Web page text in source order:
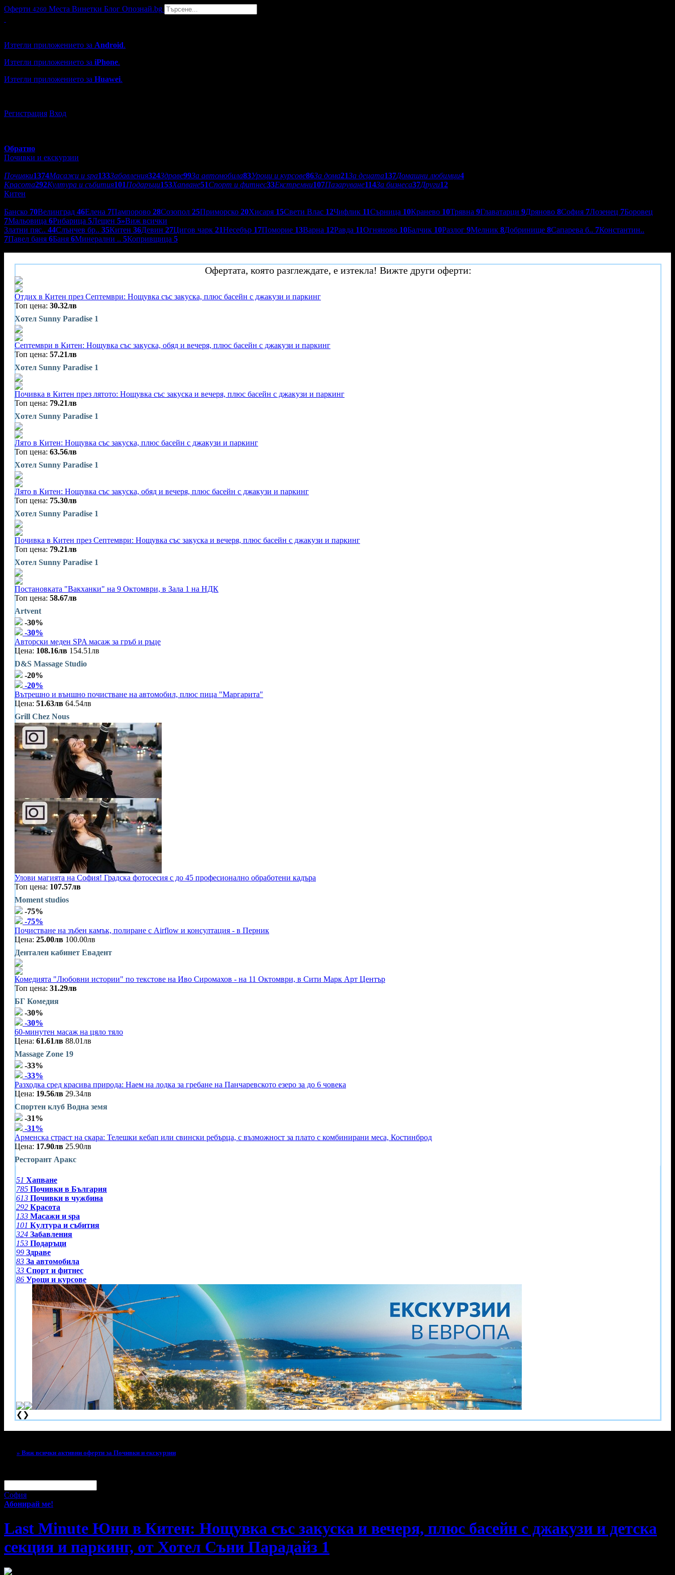
Оферти 4260 Места Винетки Блог Опознай.bg
Изтегли приложението за Android.
Изтегли приложението за iPhone.
Изтегли приложението за Huawei.
Регистрация Вход
Обратно
Почивки и екскурзии
Почивки1374Масажи и spa133Забавления324Здраве99За автомобила83Уроци и курсове86За дома21За децата137Домашни любимци4
Красота292Култура и събития101Подаръци153Хапване51Спорт и фитнес33Екстремни107Пазаруване114За бизнеса37Други12
Китен
Банско 70Велинград 46Елена 7Пампорово 28Созопол 25Приморско 20Хисаря 15Свети Влас 12Чифлик 11Сърница 10Кранево 10Трявна 9Главатарци 9Дряново 8София 7Лозенец 7Боровец
7Мальовица 6Рибарица 5Лещен 5»Виж всички
Златни пяс.. 44Слънчев бр.. 35Китен 36Девин 27Цигов чарк 21Несебър 17Поморие 13Варна 12Равда 11Огняново 10Балчик 10Разлог 9Мелник 8Добринище 8Сапарева б.. 7Константин..
7Павел баня 6Баня 6Минерални .. 5Копривщица 5
Офертата, която разглеждате, е изтекла! Вижте други оферти:
Отдих в Китен през Септември: Нощувка със закуска, плюс басейн с джакузи и паркинг
Топ цена: 30.32лв
Хотел Sunny Paradise 1
Септември в Китен: Нощувка със закуска, обяд и вечеря, плюс басейн с джакузи и паркинг
Топ цена: 57.21лв
Хотел Sunny Paradise 1
Почивка в Китен през лятото: Нощувка със закуска и вечеря, плюс басейн с джакузи и паркинг
Топ цена: 79.21лв
Хотел Sunny Paradise 1
Лято в Китен: Нощувка със закуска, плюс басейн с джакузи и паркинг
Топ цена: 63.56лв
Хотел Sunny Paradise 1
Лято в Китен: Нощувка със закуска, обяд и вечеря, плюс басейн с джакузи и паркинг
Топ цена: 75.30лв
Хотел Sunny Paradise 1
Почивка в Китен през Септември: Нощувка със закуска и вечеря, плюс басейн с джакузи и паркинг
Топ цена: 79.21лв
Хотел Sunny Paradise 1
Постановката "Вакханки" на 9 Октомври, в Зала 1 на НДК
Топ цена: 58.67лв
Artvent
-30%
-30%
Авторски меден SPA масаж за гръб и ръце
Цена: 108.16лв 154.51лв
D&S Massage Studio
-20%
-20%
Вътрешно и външно почистване на автомобил, плюс пица "Маргарита"
Цена: 51.63лв 64.54лв
Grill Chez Nous
Улови магията на София! Градска фотосесия с до 45 професионално обработени кадъра
Топ цена: 107.57лв
Moment studios
-75%
-75%
Почистване на зъбен камък, полиране с Airflow и консултация - в Перник
Цена: 25.00лв 100.00лв
Дентален кабинет Евадент
Комедията "Любовни истории" по текстове на Иво Сиромахов - на 11 Октомври, в Сити Марк Арт Център
Топ цена: 31.29лв
БГ Комедия
-30%
-30%
60-минутен масаж на цяло тяло
Цена: 61.61лв 88.01лв
Massage Zone 19
-33%
-33%
Разходка сред красива природа: Наем на лодка за гребане на Панчаревското езеро за до 6 човека
Цена: 19.56лв 29.34лв
Спортен клуб Водна земя
-31%
-31%
Арменска страст на скара: Телешки кебап или свински ребърца, с възможност за плато с комбинирани меса, Костинброд
Цена: 17.90лв 25.90лв
Ресторант Аракс
51 Хапване
785 Почивки в България
613 Почивки в чужбина
292 Красота
133 Масажи и spa
101 Култура и събития
324 Забавления
153 Подаръци
99 Здраве
83 За автомобила
33 Спорт и фитнес
86 Уроци и курсове
❮ ❯
» Виж всички активни оферти за Почивки и екскурзии
София
Абонирай ме!
Last Minute Юни в Китен: Нощувка със закуска и вечеря, плюс басейн с джакузи и детска
секция и паркинг, от Хотел Съни Парадайз 1